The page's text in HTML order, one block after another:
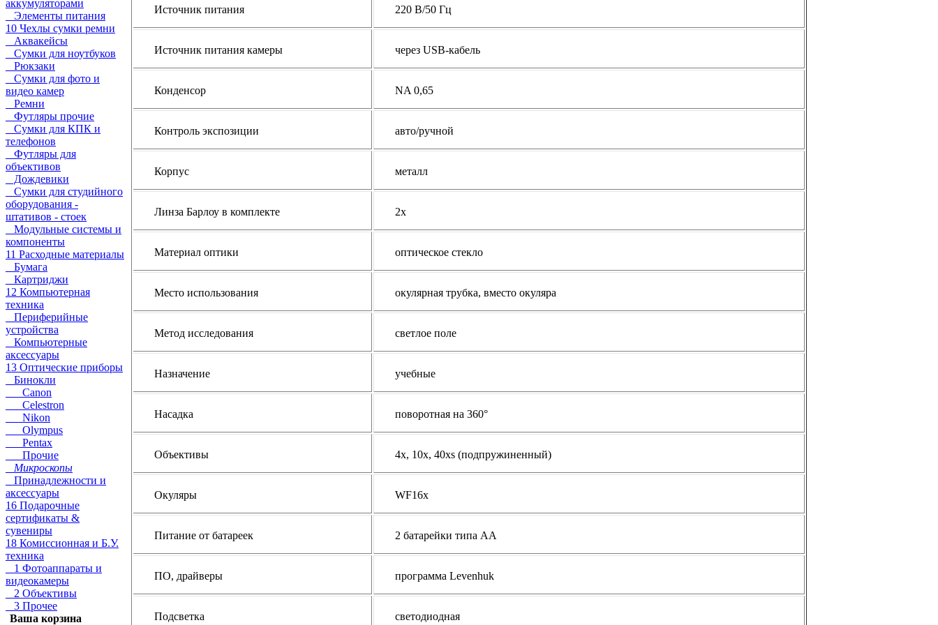
аккумуляторами
Элементы питания
10 Чехлы сумки ремни
Аквакейсы
Сумки для ноутбуков
Рюкзаки
Сумки для фото и
видео камер
Ремни
Футляры прочие
Сумки для КПК и
телефонов
Футляры для
объективов
Дождевики
Сумки для студийного
оборудования -
штативов - стоек
Модульные системы и
компоненты
11 Расходные материалы
Бумага
Картриджи
12 Компьютерная
техника
Периферийные
устройства
Компьютерные
аксессуары
13 Оптические приборы
Бинокли
Canon
Celestron
Nikon
Olympus
Pentax
Прочие
Микроскопы
Принадлежности и
аксессуары
16 Подарочные
сертификаты &
сувениры
18 Комиссионная и Б.У.
техника
1 Фотоаппараты и
видеокамеры
2 Объективы
3 Прочее
Ваша корзина
Источник питания 220 В/50 Гц
Источник питания камеры через USB-кабель
Конденсор NA 0,65
Контроль экспозиции авто/ручной
Корпус металл
Линза Барлоу в комплекте 2x
Материал оптики оптическое стекло
Место использования окулярная трубка, вместо окуляра
Метод исследования светлое поле
Назначение учебные
Насадка поворотная на 360°
Объективы 4х, 10х, 40хs (подпружиненный)
Окуляры WF16x
Питание от батареек 2 батарейки типа АА
ПО, драйверы программа Levenhuk
Подсветка светодиодная